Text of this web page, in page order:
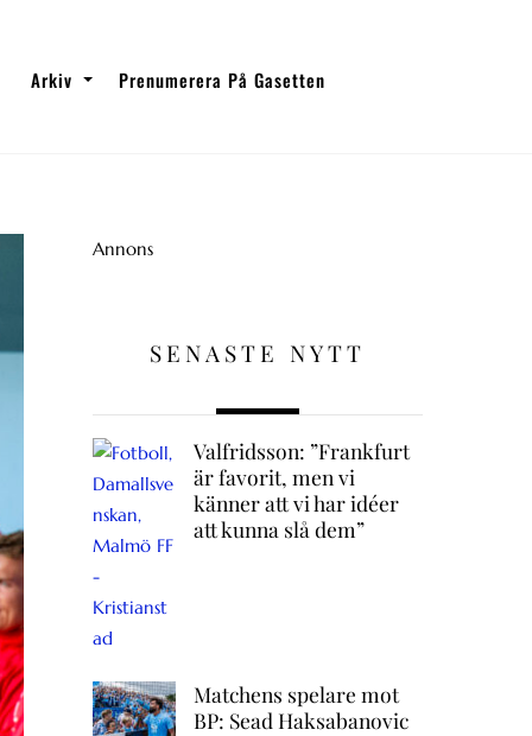
Arkiv Prenumerera På Gasetten
Annons
SENASTE NYTT
Valfridsson: ”Frankfurt
är favorit, men vi
känner att vi har idéer
att kunna slå dem”
Matchens spelare mot
BP: Sead Haksabanovic